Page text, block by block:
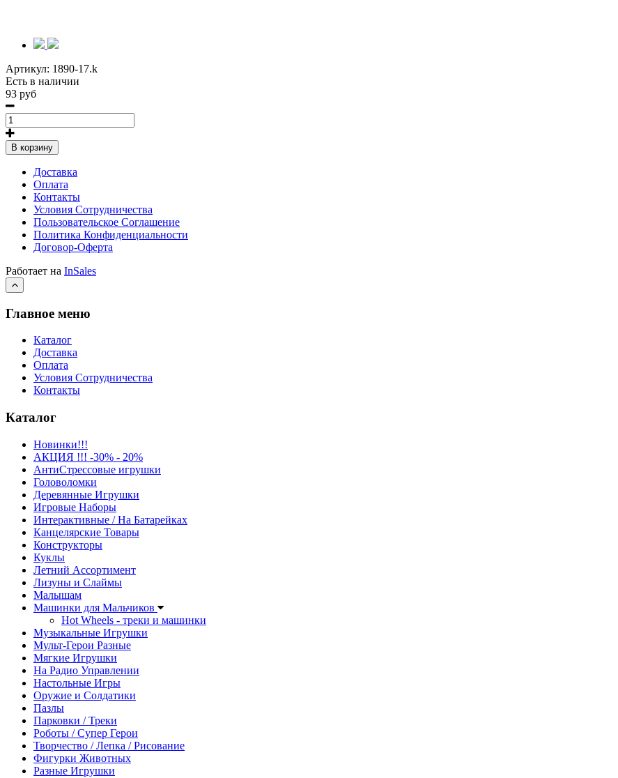
Артикул: 1890-17.k
Есть в наличии
93 руб
В корзину
Доставка
Оплата
Контакты
Условия Сотрудничества
Пользовательское Соглашение
Политика Конфиденциальности
Договор-Оферта
Работает на InSales
Главное меню
Каталог
Доставка
Оплата
Условия Сотрудничества
Контакты
Каталог
Новинки!!!
АКЦИЯ !!! -30% - 20%
АнтиСтрессовые игрушки
Головоломки
Деревянные Игрушки
Игровые Наборы
Интерактивные / На Батарейках
Канцелярские Товары
Конструкторы
Куклы
Летний Ассортимент
Лизуны и Слаймы
Малышам
Машинки для Мальчиков
Hot Wheels - треки и машинки
Музыкальные Игрушки
Мульт-Герои Разные
Мягкие Игрушки
На Радио Управлении
Настольные Игры
Оружие и Солдатики
Пазлы
Парковки / Треки
Роботы / Супер Герои
Творчество / Лепка / Рисование
Фигурки Животных
Разные Игрушки